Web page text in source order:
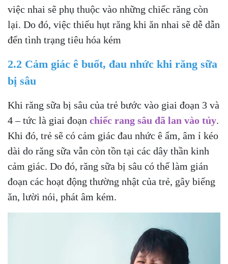
việc nhai sẽ phụ thuộc vào những chiếc răng còn
lại. Do đó, việc thiếu hụt răng khi ăn nhai sẽ dễ dẫn
đến tình trạng tiêu hóa kém
2.2 Cảm giác ê buốt, đau nhức khi răng sữa
bị sâu
Khi răng sữa bị sâu của trẻ bước vào giai đoạn 3 và
4 – tức là giai đoạn chiếc rang sâu đã lan vào tủy.
Khi đó, trẻ sẽ có cảm giác đau nhức ê ẩm, âm ỉ kéo
dài do răng sữa vẫn còn tồn tại các dây thần kinh
cảm giác. Do đó, răng sữa bị sâu có thể làm gián
đoạn các hoạt động thường nhật của trẻ, gây biếng
ăn, lười nói, phát âm kém.